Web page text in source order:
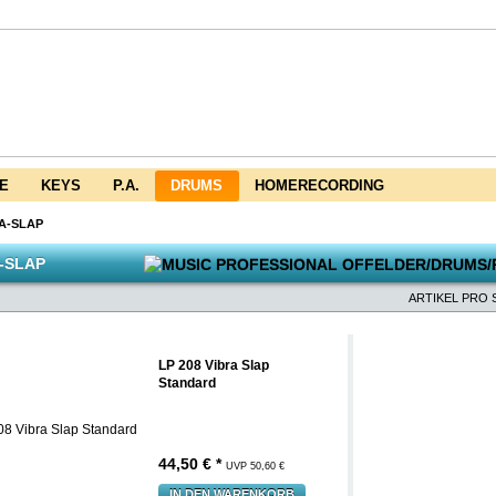
KEYS P.A. DRUMS HOMERECORDING
SLAP
SLAP
ARTIKEL PRO
LP 208 Vibra Slap
Standard
44,50 € * UVP 50,60 €